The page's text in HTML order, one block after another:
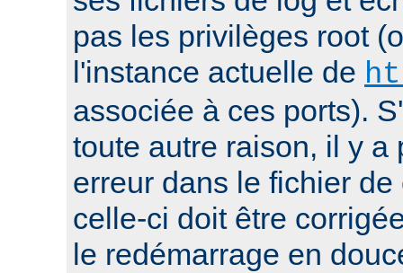
pas les privilèges root
l'instance actuelle de
associée à ces ports).
toute autre raison, il y a
erreur dans le fichier
celle-ci doit être
le redémarrage en